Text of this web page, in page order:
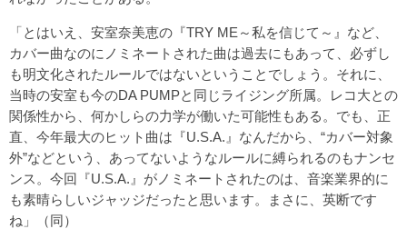
「とはいえ、安室奈美恵の『TRY ME～私を信じて～』など、
カバー曲なのにノミネートされた曲は過去にもあって、必ずし
も明文化されたルールではないということでしょう。それに、
当時の安室も今のDA PUMPと同じライジング所属。レコ大との
関係性から、何かしらの力学が働いた可能性もある。でも、正
直、今年最大のヒット曲は『U.S.A.』なんだから、“カバー対象
外”などという、あってないようなルールに縛られるのもナンセ
ンス。今回『U.S.A.』がノミネートされたのは、音楽業界的に
も素晴らしいジャッジだったと思います。まさに、英断です
ね」（同）